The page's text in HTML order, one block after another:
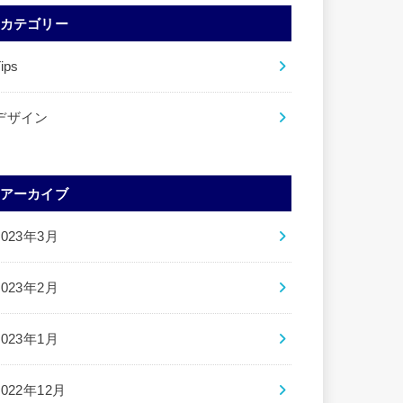
カテゴリー
ザイン
アーカイブ
年3月
年2月
年1月
年12月